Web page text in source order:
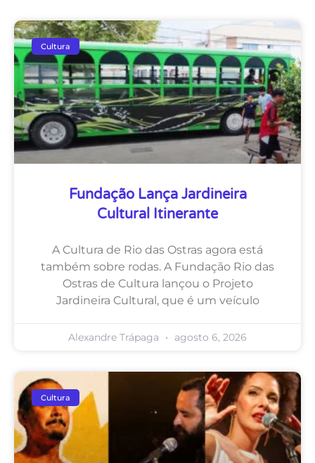
Cultura
Fundação Lança Jardineira
Cultural Itinerante
A Cultura de Rio das Ostras agora está
também sobre rodas. A Fundação Rio das
Ostras de Cultura lançou o Projeto
Jardineira Cultural, que é um veículo
Alexandre Trápaga agosto 6, 2026
Cultura